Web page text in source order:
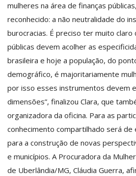
mulheres na área de finanças
reconhecido: a não neutralidade do
burocracias. É preciso ter muito claro
públicas devem acolher as
brasileira e hoje a população, do
demográfico, é majoritariamente
por isso esses instrumentos devem
dimensões”, finalizou Clara, que
organizadora da oficina. Para as
conhecimento compartilhado será
para a construção de novas
e municípios. A Procuradora da
de Uberlândia/MG, Cláudia Guerra,